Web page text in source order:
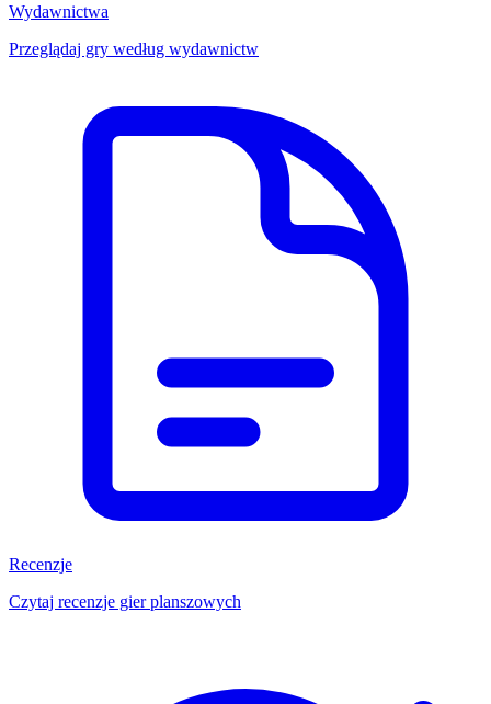
Wydawnictwa
Przeglądaj gry według wydawnictw
Recenzje
Czytaj recenzje gier planszowych